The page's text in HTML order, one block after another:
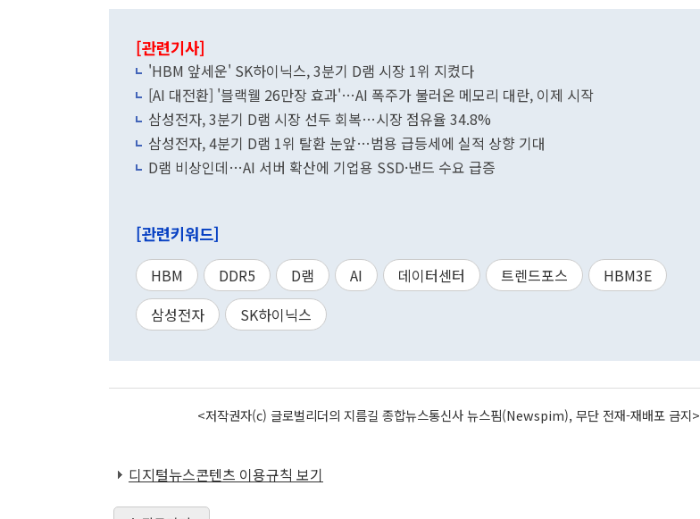
[관련기사]
'HBM 앞세운' SK하이닉스, 3분기 D램 시장 1위 지켰다
[AI 대전환] '블랙웰 26만장 효과'…AI 폭주가 불러온 메모리 대란, 이제 시작
삼성전자, 3분기 D램 시장 선두 회복…시장 점유율 34.8%
삼성전자, 4분기 D램 1위 탈환 눈앞…범용 급등세에 실적 상향 기대
D램 비상인데…AI 서버 확산에 기업용 SSD·낸드 수요 급증
[관련키워드]
HBM DDR5 D램 AI 데이터센터 트렌드포스
HBM3E
삼성전자
SK하이닉스
<저작권자(c) 글로벌리더의 지름길 종합뉴스통신사 뉴스핌(Newspim), 무단 전재-재배포 금지>
디지털뉴스콘텐츠 이용규칙 보기